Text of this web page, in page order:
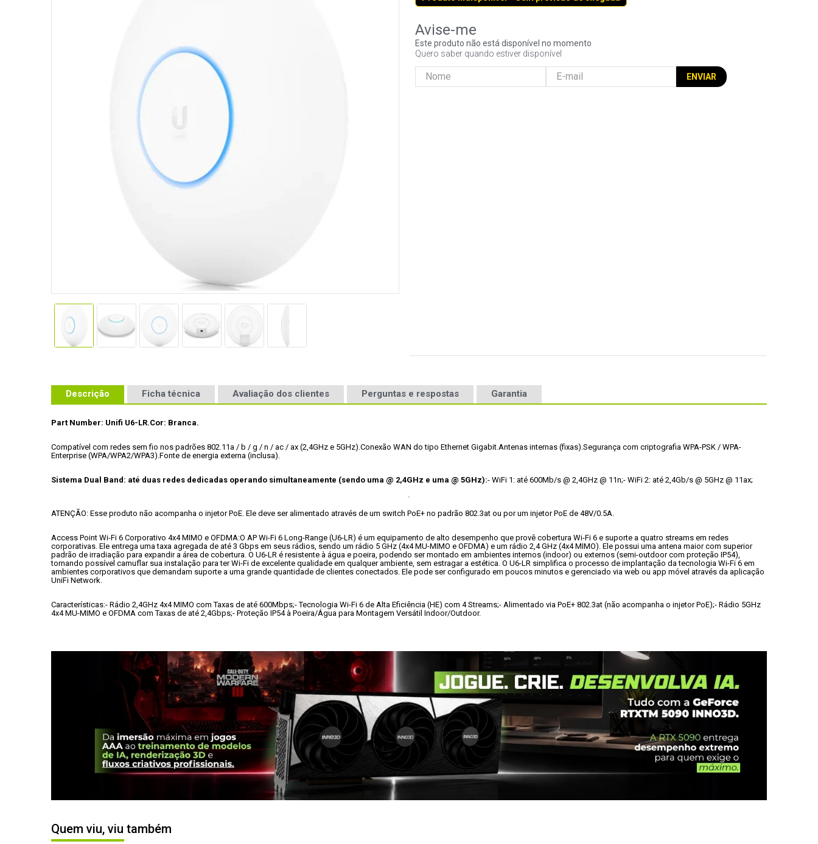
Este produto não está disponível no momento
Quero saber quando estiver disponível
ENVIAR
Descrição Ficha técnica Avaliação dos clientes Perguntas e respostas Garantia
Part Number: Unifi U6-LR.Cor: Branca.
Compatível com redes sem fio nos padrões 802.11a / b / g / n / ac / ax (2,4GHz e 5GHz).Conexão WAN do tipo Ethernet Gigabit.Antenas internas (fixas).Segurança com criptografia WPA-PSK / WPA-
Enterprise (WPA/WPA2/WPA3).Fonte de energia externa (inclusa).
Sistema Dual Band: até duas redes dedicadas operando simultaneamente (sendo uma @ 2,4GHz e uma @ 5GHz):- WiFi 1: até 600Mb/s @ 2,4GHz @ 11n;- WiFi 2: até 2,4Gb/s @ 5GHz @ 11ax;
ATENÇÃO: Esse produto não acompanha o injetor PoE. Ele deve ser alimentado através de um switch PoE+ no padrão 802.3at ou por um injetor PoE de 48V/0.5A.
Access Point Wi-Fi 6 Corporativo 4x4 MIMO e OFDMA:O AP Wi-Fi 6 Long-Range (U6-LR) é um equipamento de alto desempenho que provê cobertura Wi-Fi 6 e suporte a quatro streams em redes
corporativas. Ele entrega uma taxa agregada de até 3 Gbps em seus rádios, sendo um rádio 5 GHz (4x4 MU-MIMO e OFDMA) e um rádio 2,4 GHz (4x4 MIMO). Ele possui uma antena maior com superior
padrão de irradiação para expandir a área de cobertura. O U6-LR é resistente à água e poeira, podendo ser montado em ambientes internos (indoor) ou externos (semi-outdoor com proteção IP54),
tornando possível camuflar sua instalação para ter Wi-Fi de excelente qualidade em qualquer ambiente, sem estragar a estética. O U6-LR simplifica o processo de implantação da tecnologia Wi-Fi 6 em
ambientes corporativos que demandam suporte a uma grande quantidade de clientes conectados. Ele pode ser configurado em poucos minutos e gerenciado via web ou app móvel através da aplicação
UniFi Network.
Características:- Rádio 2,4GHz 4x4 MIMO com Taxas de até 600Mbps;- Tecnologia Wi-Fi 6 de Alta Eficiência (HE) com 4 Streams;- Alimentado via PoE+ 802.3at (não acompanha o injetor PoE);- Rádio 5GHz
4x4 MU-MIMO e OFDMA com Taxas de até 2,4Gbps;- Proteção IP54 à Poeira/Água para Montagem Versátil Indoor/Outdoor.
Quem viu, viu também